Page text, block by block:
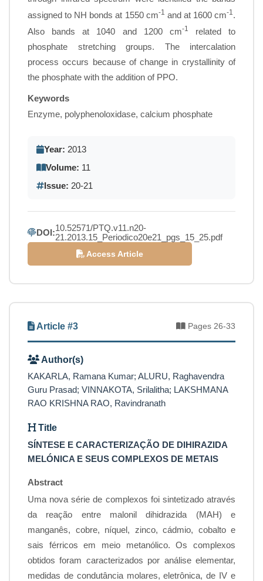
assigned to NH bonds at 1550 cm-1 and at 1600 cm-1 .
Also bands at 1040 and 1200 cm-1
related to
phosphate stretching groups. The intercalation
process occurs because of change in crystallinity of
the phosphate with the addition of PPO.
Keywords
Enzyme, polyphenoloxidase, calcium phosphate
Year: 2013
Volume: 11
Issue: 20-21
DOI:10.52571/PTQ.v11.n20-
21.2013.15_Periodico20e21_pgs_15_25.pdf
Access Article
Article #3 Pages 26-33
Author(s)
KAKARLA, Ramana Kumar; ALURU, Raghavendra
Guru Prasad; VINNAKOTA, Srilalitha; LAKSHMANA
RAO KRISHNA RAO, Ravindranath
Title
SÍNTESE E CARACTERIZAÇÃO DE DIHIRAZIDA
MELÓNICA E SEUS COMPLEXOS DE METAIS
Abstract
Uma nova série de complexos foi sintetizado através
da reação entre malonil dihidrazida (MAH) e
manganês, cobre, níquel, zinco, cádmio, cobalto e
sais férricos em meio metanólico. Os complexos
obtidos foram caracterizados por análise elementar,
medidas de condutância molares, eletrônica, de IV e